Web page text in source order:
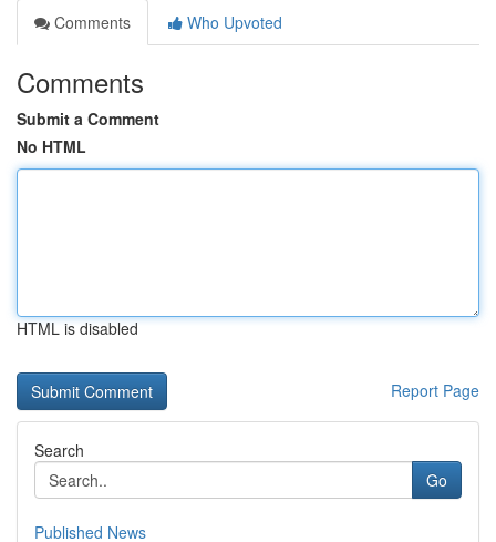
Comments
Who Upvoted
Comments
Submit a Comment
No HTML
HTML is disabled
Report Page
Search
Go
Published News